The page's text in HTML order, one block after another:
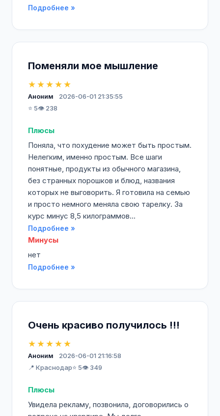
Подробнее »
Поменяли мое мышление
★★★★★
Аноним
2026-06-01 21:35:55
⭐ 5👁️ 238
Плюсы
Поняла, что похудение может быть простым.
Нелегким, именно простым. Все шаги
понятные, продукты из обычного магазина,
без странных порошков и блюд, названия
которых не выговорить. Я готовила на семью
и просто немного меняла свою тарелку. За
курс минус 8,5 килограммов...
Подробнее »
Минусы
нет
Подробнее »
Очень красиво получилось !!!
★★★★★
Аноним
2026-06-01 21:16:58
📍 Краснодар⭐ 5👁️ 349
Плюсы
Увидела рекламу, позвонила, договорились о